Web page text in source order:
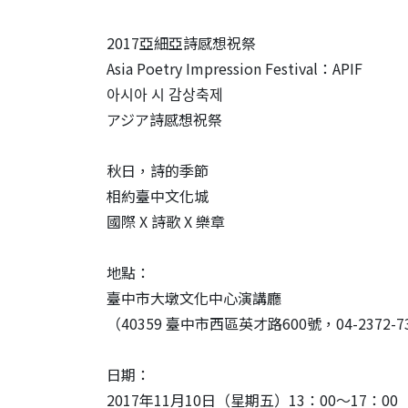
2017亞細亞詩感想祝祭
Asia Poetry Impression Festival：APIF
아시아 시 감상축제
アジア詩感想祝祭
秋日，詩的季節
相約臺中文化城
國際 X 詩歌 X 樂章
地點：
臺中市大墩文化中心演講廳
（40359 臺中市西區英才路600號，04-2372-
日期：
2017年11月10日（星期五）13：00～17：00